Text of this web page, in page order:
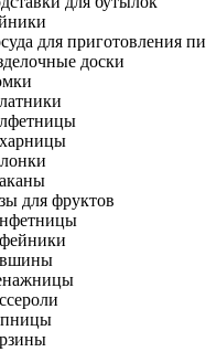
для приготовления
доски
для фруктов